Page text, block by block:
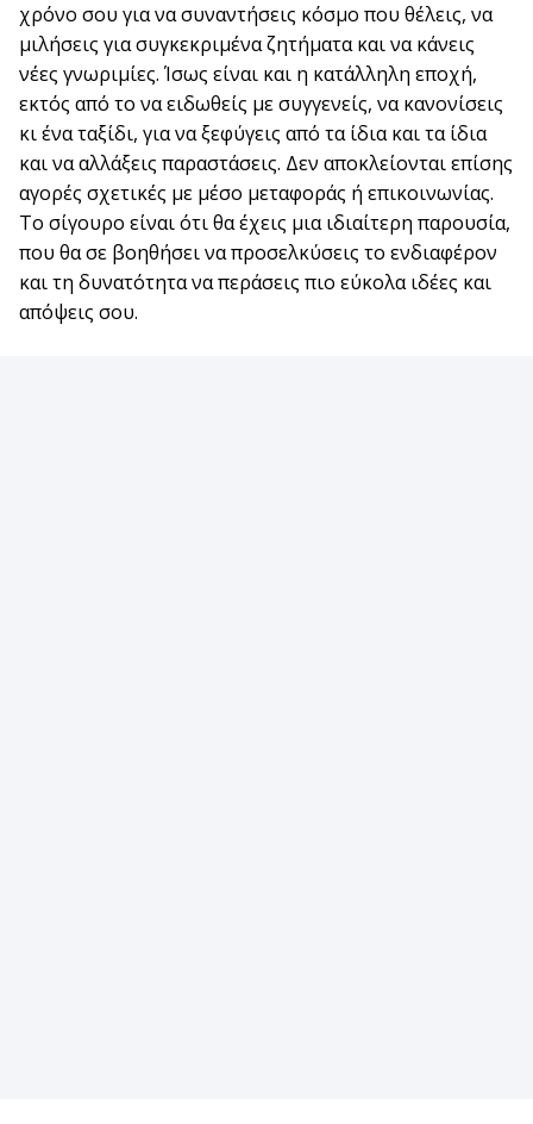
χρόνο σου για να συναντήσεις κόσμο που θέλεις, να
μιλήσεις για συγκεκριμένα ζητήματα και να κάνεις
νέες γνωριμίες. Ίσως είναι και η κατάλληλη εποχή,
εκτός από το να ειδωθείς με συγγενείς, να κανονίσεις
κι ένα ταξίδι, για να ξεφύγεις από τα ίδια και τα ίδια
και να αλλάξεις παραστάσεις. Δεν αποκλείονται επίσης
αγορές σχετικές με μέσο μεταφοράς ή επικοινωνίας.
Το σίγουρο είναι ότι θα έχεις μια ιδιαίτερη παρουσία,
που θα σε βοηθήσει να προσελκύσεις το ενδιαφέρον
και τη δυνατότητα να περάσεις πιο εύκολα ιδέες και
απόψεις σου.